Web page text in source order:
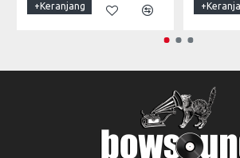
+Keranjang